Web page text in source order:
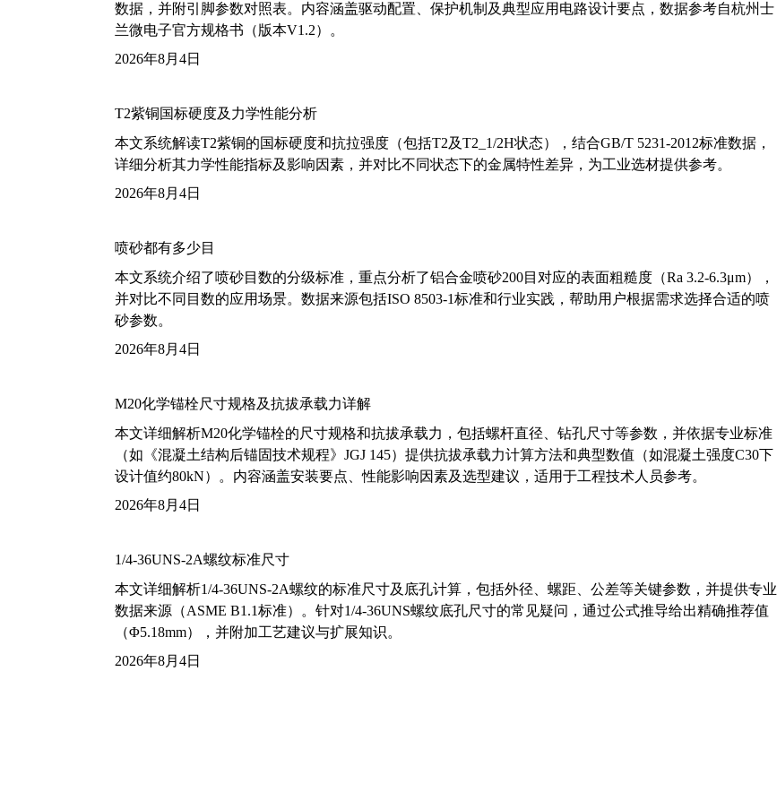
数据，并附引脚参数对照表。内容涵盖驱动配置、保护机制及典型应用电路设计要点，数据参考自杭州士
兰微电子官方规格书（版本V1.2）。
2026年8月4日
T2紫铜国标硬度及力学性能分析
本文系统解读T2紫铜的国标硬度和抗拉强度（包括T2及T2_1/2H状态），结合GB/T 5231-2012标准数据，
详细分析其力学性能指标及影响因素，并对比不同状态下的金属特性差异，为工业选材提供参考。
2026年8月4日
喷砂都有多少目
本文系统介绍了喷砂目数的分级标准，重点分析了铝合金喷砂200目对应的表面粗糙度（Ra 3.2-6.3μm），
并对比不同目数的应用场景。数据来源包括ISO 8503-1标准和行业实践，帮助用户根据需求选择合适的喷
砂参数。
2026年8月4日
M20化学锚栓尺寸规格及抗拔承载力详解
本文详细解析M20化学锚栓的尺寸规格和抗拔承载力，包括螺杆直径、钻孔尺寸等参数，并依据专业标准
（如《混凝土结构后锚固技术规程》JGJ 145）提供抗拔承载力计算方法和典型数值（如混凝土强度C30下
设计值约80kN）。内容涵盖安装要点、性能影响因素及选型建议，适用于工程技术人员参考。
2026年8月4日
1/4-36UNS-2A螺纹标准尺寸
本文详细解析1/4-36UNS-2A螺纹的标准尺寸及底孔计算，包括外径、螺距、公差等关键参数，并提供专业
数据来源（ASME B1.1标准）。针对1/4-36UNS螺纹底孔尺寸的常见疑问，通过公式推导给出精确推荐值
（Φ5.18mm），并附加工艺建议与扩展知识。
2026年8月4日